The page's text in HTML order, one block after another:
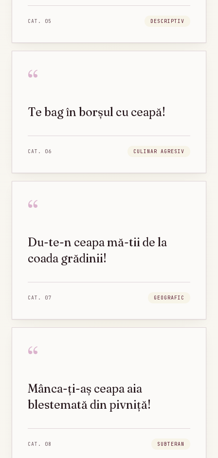
CAT. 05 DESCRIPTIV
“
Te bag în borșul cu ceapă!
CAT. 06 CULINAR AGRESIV
“
Du-te-n ceapa mă-tii de la
coada grădinii!
CAT. 07 GEOGRAFIC
“
Mânca-ți-aș ceapa aia
blestemată din pivniță!
CAT. 08 SUBTERAN